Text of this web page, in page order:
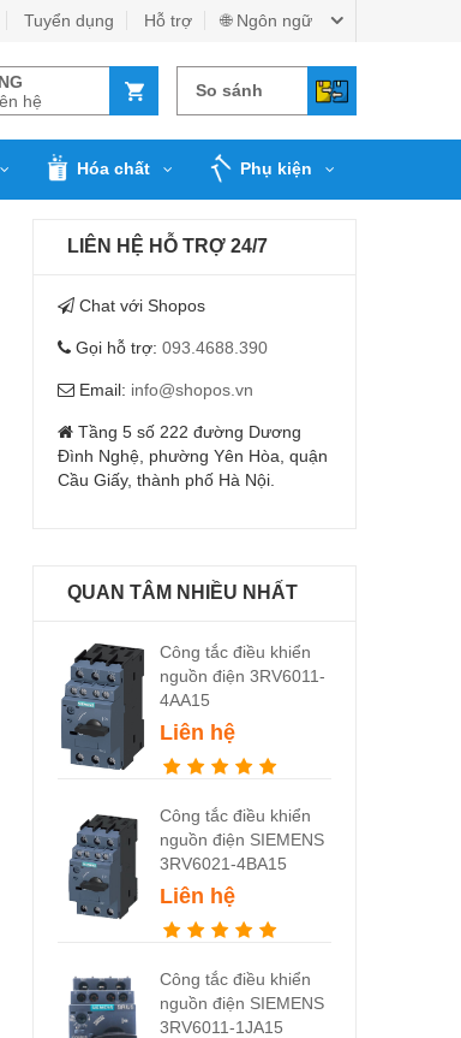
Tuyển dụng Hỗ trợ 🌐 Ngôn ngữ
hệ
So sánh
Hóa chất Phụ kiện
LIÊN HỆ HỖ TRỢ 24/7
Chat với Shopos
Gọi hỗ trợ: 093.4688.390
Email: info@shopos.vn
Tầng 5 số 222 đường Dương
Đình Nghệ, phường Yên Hòa, quận
Cầu Giấy, thành phố Hà Nội.
QUAN TÂM NHIỀU NHẤT
Công tắc điều khiển
nguồn điện 3RV6011-
4AA15
Liên hệ
Công tắc điều khiển
nguồn điện SIEMENS
3RV6021-4BA15
Liên hệ
Công tắc điều khiển
nguồn điện SIEMENS
3RV6011-1JA15